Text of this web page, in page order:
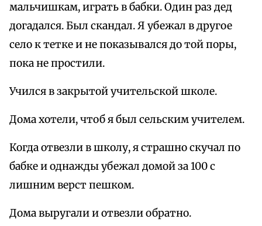
мальчишкам, играть в бабки. Один раз дед
догадался. Был скандал. Я убежал в другое
село к тетке и не показывался до той поры,
пока не простили.
Учился в закрытой учительской школе.
Дома хотели, чтоб я был сельским учителем.
Когда отвезли в школу, я страшно скучал по
бабке и однажды убежал домой за 100 с
лишним верст пешком.
Дома выругали и отвезли обратно.